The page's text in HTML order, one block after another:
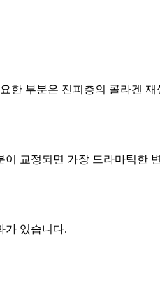
한 부분은 진피층의 콜라겐 재
교정되면 가장 드라마틱한
가 있습니다.